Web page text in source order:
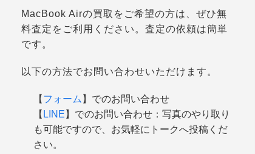
MacBook Airの買取をご希望の方は、ぜひ無
料査定をご利用ください。査定の依頼は簡単
です。
以下の方法でお問い合わせいただけます。
【 フォーム 】でのお問い合わせ
【 LINE 】でのお問い合わせ：写真のやり取り
も可能ですので、お気軽にトークへ投稿くだ
さい。